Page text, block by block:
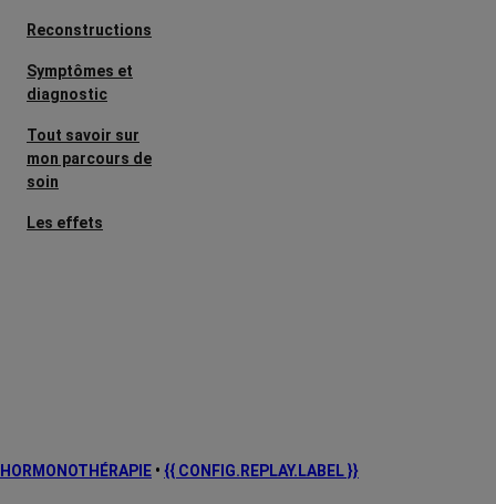
Reconstructions
Symptômes et
diagnostic
Tout savoir sur
mon parcours de
soin
Les effets
Traitements
HORMONOTHÉRAPIE • {{ CONFIG.REPLAY.LABEL }}